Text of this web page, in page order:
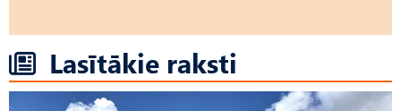
Lasītākie raksti